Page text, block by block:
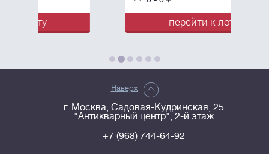
перейти к лоту
Наверх
г. Москва, Садовая-Кудринская, 25
"Антикварный центр", 2-й этаж
+7 (968) 744-64-92